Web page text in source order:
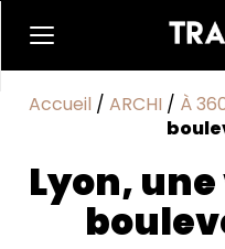
Accueil / ARCHI / À
Lyon,